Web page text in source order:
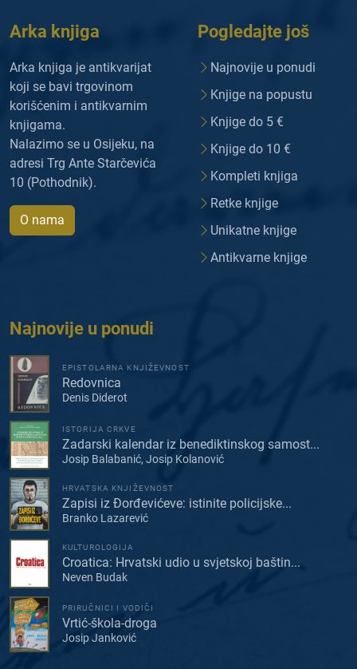
Arka knjiga
Arka knjiga je antikvarijat
koji se bavi trgovinom
korišćenim i antikvarnim
knjigama.
Nalazimo se u Osijeku, na
adresi Trg Ante Starčevića
10 (Pothodnik).
O nama
Pogledajte još
Najnovije u ponudi
Knjige na popustu
Knjige do 5 €
Knjige do 10 €
Kompleti knjiga
Retke knjige
Unikatne knjige
Antikvarne knjige
Najnovije u ponudi
EPISTOLARNA KNJIŽEVNOST
Redovnica
Denis Diderot
ISTORIJA CRKVE
Zadarski kalendar iz benediktinskog samost...
Josip Balabanić, Josip Kolanović
HRVATSKA KNJIŽEVNOST
Zapisi iz Đorđevićeve: istinite policijske...
Branko Lazarević
KULTUROLOGIJA
Croatica: Hrvatski udio u svjetskoj baštin...
Neven Budak
PRIRUČNICI I VODIČI
Vrtić-škola-droga
Josip Janković